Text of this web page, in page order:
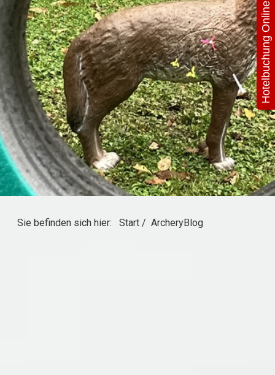
Sie befinden sich hier: Start / ArcheryBlog
Hotelbuchung Online